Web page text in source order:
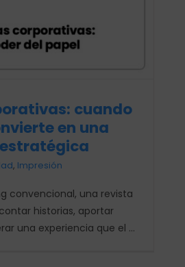
cuando
en una
, Impresión
convencional, una revista
historias, aportar
una experiencia que el ...